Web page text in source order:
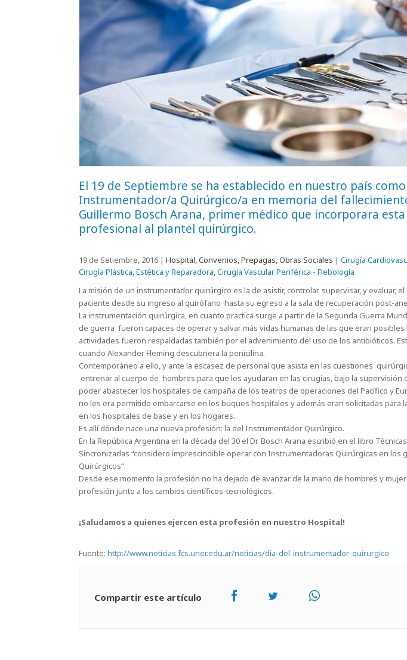
El 19 de Septiembre se ha establecido en nuestro país
Instrumentador/a Quirúrgico/a en memoria del
Guillermo Bosch Arana, primer médico que incorporara
profesional al plantel quirúrgico.
19 de Setiembre, 2016 | Hospital, Convenios, Prepagas, Obras Sociales | Cirugía
Cirugía Plástica, Estética y Reparadora,Cirugía Vascular Periférica - Flebología
La misión de un instrumentador quirúrgico es la de asistir, controlar, supervisar, y evaluar,
paciente desde su ingreso al quirófano hasta su egreso a la sala de recuperación post-
La instrumentación quirúrgica, en cuanto practica surge a partir de la Segunda Guerra
de guerra fueron capaces de operar y salvar más vidas humanas de las que eran posibles
actividades fueron respaldadas también por el advenimiento del uso de los antibióticos.
cuando Alexander Fleming descubriera la penicilina.
Contemporáneo a ello, y ante la escasez de personal que asista en las cuestiones
entrenar al cuerpo de hombres para que les ayudaran en las cirugías, bajo la supervisión
poder abastecer los hospitales de campaña de los teatros de operaciones del Pacífico y
no les era permitido embarcarse en los buques hospitales y además eran solicitadas para
en los hospitales de base y en los hogares.
Es allí dónde nace una nueva profesión: la del Instrumentador Quirúrgico.
En la República Argentina en la década del 30 el Dr. Bosch Arana escribió en el libro
Sincronizadas “considero imprescindible operar con Instrumentadoras Quirúrgicas en los
Quirúrgicos”.
Desde ese momento la profesión no ha dejado de avanzar de la mano de hombres y
profesión junto a los cambios científicos-tecnológicos.
¡Saludamos a quienes ejercen esta profesión en nuestro Hospital!
Fuente: http://www.noticias.fcs.uner.edu.ar/noticias/dia-del-instrumentador-quirurgico
Compartir este artículo